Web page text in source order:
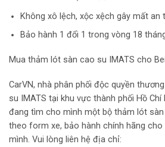
Không xô lệch, xộc xệch gây mất an
Bảo hành 1 đổi 1 trong vòng 18
Mua thảm lót sàn cao su IMATS cho
CarVN, nhà phân phối độc quyền
su IMATS tại khu vực thành phối Hồ Chí
đang tìm cho mình một bộ thảm lót
theo form xe, bảo hành chính hãng cho
mình. Vui lòng liên hệ địa chỉ: